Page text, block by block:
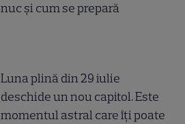
nuc și cum se prepară
Luna plină din 29 iulie
deschide un nou capitol. Este
momentul astral care îți poate